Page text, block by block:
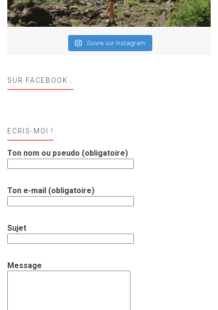
Suivre sur Instagram
SUR FACEBOOK…
ECRIS-MOI !
Ton nom ou pseudo (obligatoire)
Ton e-mail (obligatoire)
Sujet
Message